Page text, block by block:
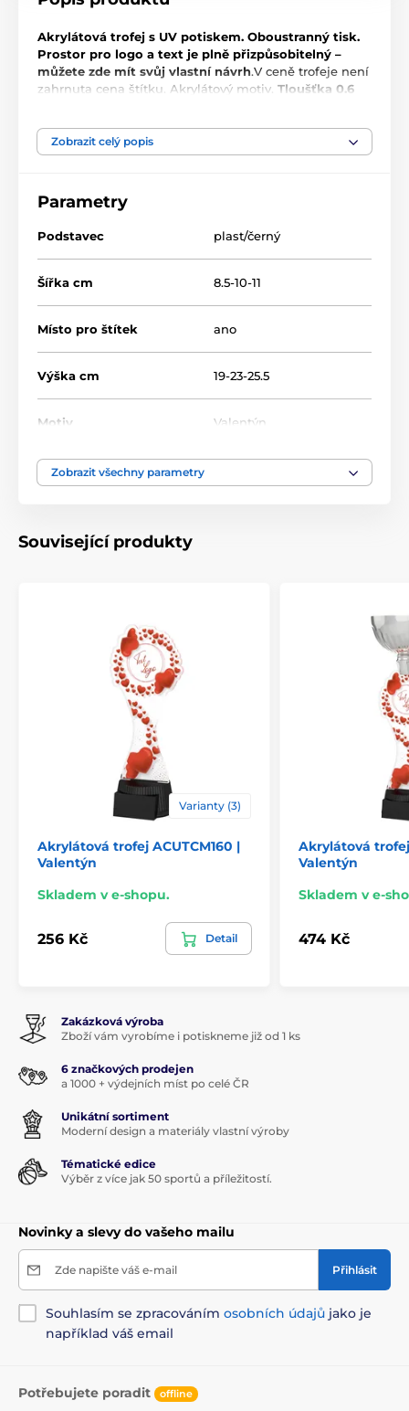
Akrylátová trofej s UV potiskem. Oboustranný tisk.
Prostor pro logo a text je plně přizpůsobitelný –
můžete zde mít svůj vlastní návrh.V ceně trofeje není
zahrnuta cena štítku. Akrylátový motiv. Tloušťka 0.6
Valentýn
Valentýnská edice
Zobrazit celý popis
Parametry
Podstavec plast/černý
Šířka cm 8.5-10-11
Místo pro štítek ano
Výška cm 19-23-25.5
Motiv Valentýn
Typ ocenění
Zobrazit všechny parametry
Související produkty
Varianty (3)
Akrylátová trofej ACUTCM160 |
Valentýn
Skladem v e-shopu.
256 Kč Detail
Akrylátová trofej
Valentýn
Skladem v e-
474 Kč
Zakázková výroba
Zboží vám vyrobíme i potiskneme již od 1 ks
6 značkových prodejen
a 1000 + výdejních míst po celé ČR
Unikátní sortiment
Moderní design a materiály vlastní výroby
Tématické edice
Výběr z více jak 50 sportů a příležitostí.
Novinky a slevy do vašeho mailu
Zde napište váš e-mail Přihlásit
Souhlasím se zpracováním osobních údajů jako je
například váš email
Potřebujete poradit offline